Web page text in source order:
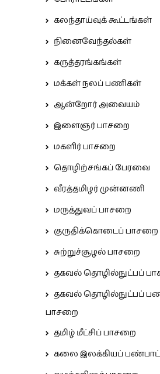
கலந்தாய்வுக் கூட்டங்கள்
நினைவேந்தல்கள்
கருத்தரங்கங்கள்
மக்கள் நலப் பணிகள்
ஆன்றோர் அவையம்
இளைஞர் பாசறை
மகளிர் பாசறை
தொழிற்சங்கப் பேரவை
வீரத்தமிழர் முன்னணி
மருத்துவப் பாசறை
குருதிக்கொடைப் பாசறை
சுற்றுச்சூழல் பாசறை
தகவல் தொழில்நுட்பப்
தகவல் தொழில்நுட்பப்
பாசறை
தமிழ் மீட்சிப் பாசறை
கலை இலக்கியப்